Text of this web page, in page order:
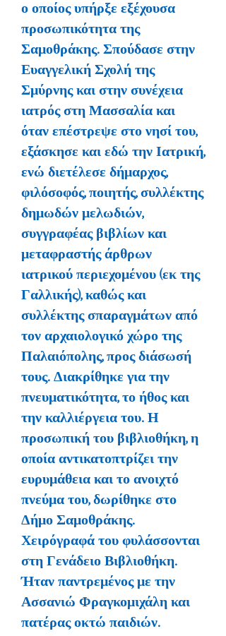
ο οποίος υπήρξε εξέχουσα
προσωπικότητα της
Σαμοθράκης. Σπούδασε στην
Ευαγγελική Σχολή της
Σμύρνης και στην συνέχεια
ιατρός στη Μασσαλία και
όταν επέστρεψε στο νησί του,
εξάσκησε και εδώ την Ιατρική,
ενώ διετέλεσε δήμαρχος,
φιλόσοφός, ποιητής, συλλέκτης
δημωδών μελωδιών,
συγγραφέας βιβλίων και
μεταφραστής άρθρων
ιατρικού περιεχομένου (εκ της
Γαλλικής), καθώς και
συλλέκτης σπαραγμάτων από
τον αρχαιολογικό χώρο της
Παλαιόπολης, προς διάσωσή
τους. Διακρίθηκε για την
πνευματικότητα, το ήθος και
την καλλιέργεια του. Η
προσωπική του βιβλιοθήκη, η
οποία αντικατοπτρίζει την
ευρυμάθεια και το ανοιχτό
πνεύμα του, δωρίθηκε στο
Δήμο Σαμοθράκης.
Χειρόγραφά του φυλάσσονται
στη Γενάδειο Βιβλιοθήκη.
Ήταν παντρεμένος με την
Ασσανιώ Φραγκομιχάλη και
πατέρας οκτώ παιδιών.